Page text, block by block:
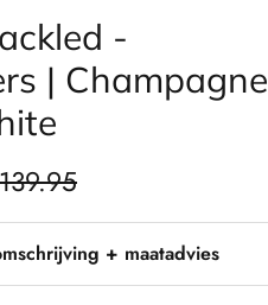
-
| Champagne
+ maatadvies